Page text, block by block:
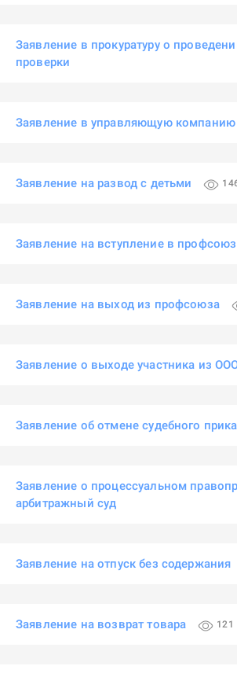
Заявление в прокуратуру о
проверки
Заявление в управляющую компанию
Заявление на развод с детьми
Заявление на вступление в профсоюз
Заявление на выход из профсоюза
Заявление о выходе участника из
Заявление об отмене судебного
Заявление о процессуальном
арбитражный суд
Заявление на отпуск без содержания
Заявление на возврат товара 121